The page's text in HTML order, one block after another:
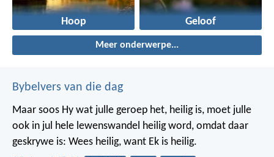
Hoop Geloof
Meer onderwerpe...
Bybelvers van die dag
Maar soos Hy wat julle geroep het, heilig is, moet julle
ook in jul hele lewenswandel heilig word, omdat daar
geskrywe is: Wees heilig, want Ek is heilig.